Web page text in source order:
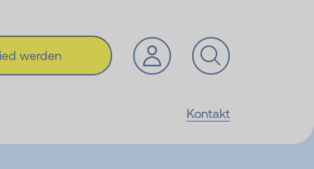
werden
Kontakt